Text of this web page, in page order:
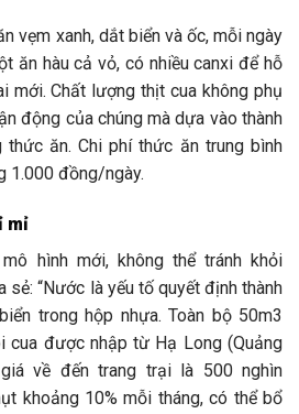
vẹm xanh, dắt biển và ốc, mỗi ngày
ăn hàu cả vỏ, có nhiều canxi để hỗ
mới. Chất lượng thịt cua không phụ
động của chúng mà dựa vào thành
thức ăn. Chi phí thức ăn trung bình
1.000 đồng/ngày.
mỉ
hình mới, không thể tránh khỏi
sẻ: “Nước là yếu tố quyết định thành
trong hộp nhựa. Toàn bộ 50m3
cua được nhập từ Hạ Long (Quảng
về đến trang trại là 500 nghìn
khoảng 10% mỗi tháng, có thể bổ